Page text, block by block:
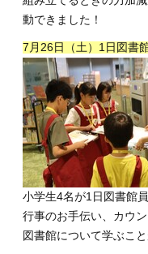
動できました！
7月26日（土）1日図書
小学生4名が1日図書館
行事のお手伝い、カウ
図書館について学ぶこと